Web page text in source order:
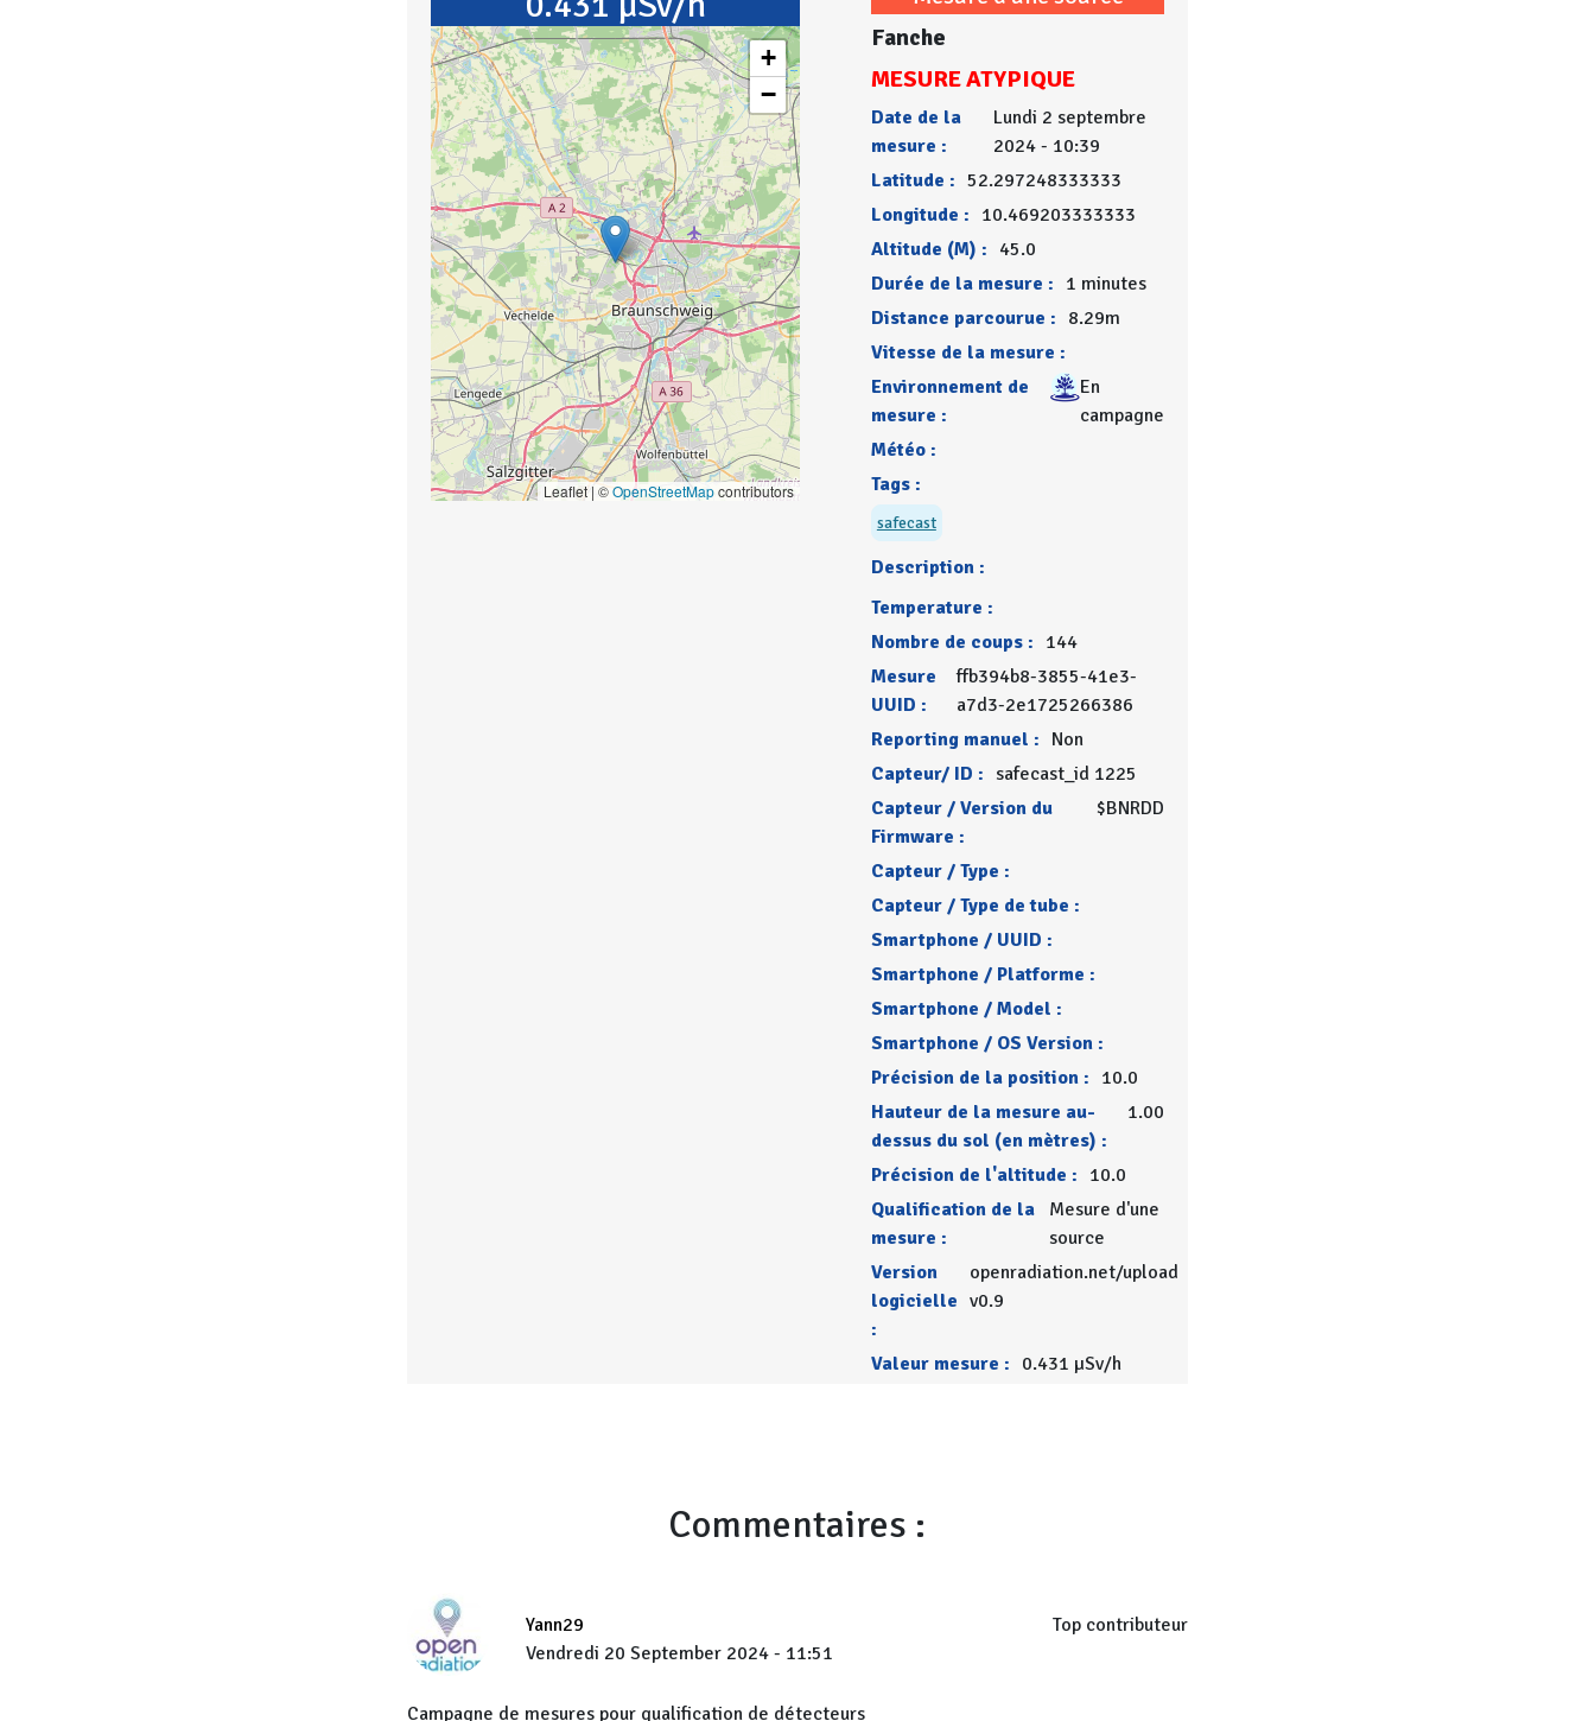
+
−
Leaflet | ©OpenStreetMapcontributors
Fanche
MESURE ATYPIQUE
Date de la
mesure :
Lundi 2 septembre
2024 - 10:39
Latitude : 52.297248333333
Longitude : 10.469203333333
Altitude (M) : 45.0
Durée de la mesure : 1 minutes
Distance parcourue : 8.29m
Vitesse de la mesure :
Environnement de
mesure :
En
campagne
Météo :
Tags :
safecast
Description :
Temperature :
Nombre de coups : 144
Mesure
UUID :
ffb394b8-3855-41e3-
a7d3-2e1725266386
Reporting manuel : Non
Capteur/ ID : safecast_id 1225
Capteur / Version du
Firmware :
$BNRDD
Capteur / Type :
Capteur / Type de tube :
Smartphone / UUID :
Smartphone / Platforme :
Smartphone / Model :
Smartphone / OS Version :
Précision de la position : 10.0
Hauteur de la mesure au-
dessus du sol (en mètres) :
1.00
Précision de l'altitude : 10.0
Qualification de la
mesure :
Mesure d'une
source
Version
logicielle
:
openradiation.net/upload
v0.9
Valeur mesure : 0.431 µSv/h
Commentaires :
Yann29
Top contributeur
Vendredi 20 September 2024 - 11:51
Campagne de mesures pour qualification de détecteurs